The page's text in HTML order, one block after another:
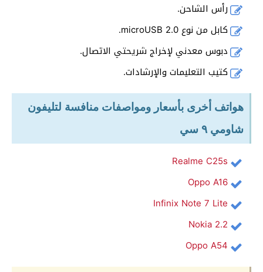
رأس الشاحن.
كابل من نوع microUSB 2.0.
دبوس معدني لإخراج شريحتي الاتصال.
كتيب التعليمات والإرشادات.
هواتف أخرى بأسعار ومواصفات منافسة لتليفون
شاومي ٩ سي
Realme C25s
Oppo A16
Infinix Note 7 Lite
Nokia 2.2
Oppo A54